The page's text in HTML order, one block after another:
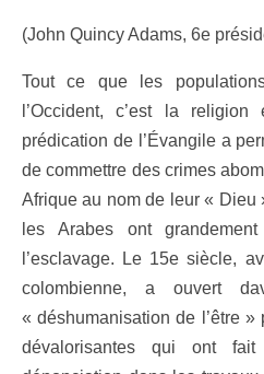
(John Quincy Adams, 6e
Tout ce que les
l’Occident, c’est la
prédication de l’Évangile a
de commettre des crimes
Afrique au nom de leur « Dieu
les Arabes ont
l’esclavage. Le 15e siècle,
colombienne, a ouvert
« déshumanisation de l’être »
dévalorisantes qui ont